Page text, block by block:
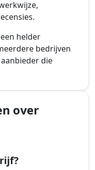
helder
bedrijven
die
over